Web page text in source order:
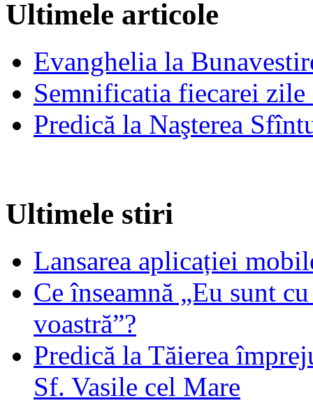
Ultimele articole
Evanghelia la
Semnificatia fiecarei
Predică la Naşterea
Ultimele stiri
Lansarea aplicației
Ce înseamnă „Eu sunt
voastră”?
Predică la Tăierea
Sf. Vasile cel Mare